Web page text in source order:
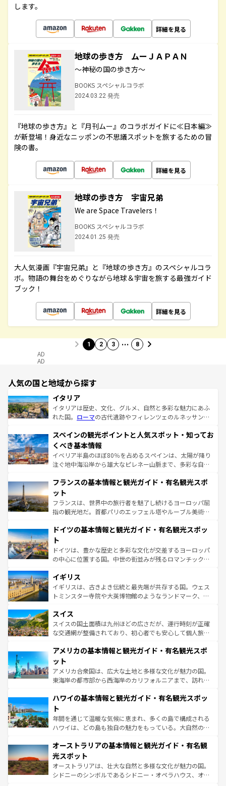
します。
詳細を見る
地球の歩き方 ムーＪＡＰＡＮ
～神秘の国の歩き方～
BOOKS スペシャルコラボ
2024.03.22 発売
『地球の歩き方』と『月刊ムー』のコラボガイドに≪日本編≫
が新登場！身近なニッポンの不思議スポットを旅するための冒
険の書。
詳細を見る
地球の歩き方 宇宙兄弟
We are Space Travelers！
BOOKS スペシャルコラボ
2024.01.25 発売
大人気漫画『宇宙兄弟』と『地球の歩き方』のスペシャルコラ
ボ。物語の舞台をめぐりながら地球＆宇宙を旅する最強ガイド
ブック！
詳細を見る
1 2 3 … 8
AD
AD
人気の国と地域から探す
イタリア
イタリアは歴史、文化、グルメ、自然と多彩な魅力にあふ
れた国。 ローマの古代遺跡やフィレンツェのルネッサンス
ろん、トスカーナの美しい田園風景やアマルフィ海岸の絶
景など、自然景観も見逃せない。観光の合間には、本場の
ピザやパスタなど、絶品のイタリア料理を堪能することも
できる。朝目覚めてから夜眠るまで、すべての瞬間を楽し
なお、新着のイタリア情報はコンテンツ一覧を参照してほ
しい。
スペインの観光ポイントと人気スポット・知ってお
くべき基本情報
イベリア半島のほぼ80％を占めるスペインは、太陽が降り
注ぐ地中海沿岸から雄大なピレネー山脈まで、多彩な自然
文化が根付くこの国では、情熱的なフラメンコ、熱気あふ
れる闘牛、そして美味しいタパスが生活の一部となってい
る。首都マドリードの洗練された雰囲気や、バルセロナの
アートに溢れた街角から、地方では古代ローマ遺跡や中世
せる。地方によって風土や気候が異なるスペインはその個
ンテンツ一覧 を参照してほしい。
フランスの基本情報と観光ガイド・有名観光スポ
ット
フランスは、世界中の旅行者を魅了し続けるヨーロッパ屈
指の観光地だ。首都パリのエッフェル塔やルーブル美術館
で、幅広い魅力が詰まっている。華麗な宮殿、歴史的な大
聖堂、美しいビーチ、そして豊かな自然が、訪れる者を心
から魅了する。また、フランスは美食の国としても知ら
れ、フランス料理はユネスコ無形文化遺産にも登録されて
香り高いラベンダー畑など、多彩な楽しみ方が可能だ。さ
らに、パリ以外の地域にも魅力が溢れており、どの街角に
も豊かな歴史と文化が息づいている。パリ以外の個性あふ
を参照してほしい。
ドイツの基本情報と観光ガイド・有名観光スポッ
ト
ドイツは、豊かな歴史と多彩な文化が交差するヨーロッパ
の中心に位置する国。中世の街並みが残るロマンチック街
顔を持つこの国は、どこを歩いても飽きることがない。ベ
ルリンの文化的活気、バイエルン州のアルプスの絶景、そ
してライン川沿いのワイン畑といった風景は必見。ビール
は、お酒好きな人にはぜひ体験してほしい。 なお、新着の
ドイツ情報はコンテンツ一覧を参照してほしい。
イギリス
イギリスは、古きよき伝統と最先端が共存する国。ウェス
トミンスター寺院や大英博物館のようなランドマーク、歴
リアごとに異なる魅力がある。また、優雅なアフタヌーン
ティー、ビール好きにはたまらない英国パブ、サッカー観
戦など、本場だからこそできる体験も豊富。イギリスを旅
ンツ一覧を参照してほしい。
スイス
スイスの国土面積は九州ほどの広さだが、運行時刻が正確
な交通網が整備されており、初心者でも安心して個人旅行
の建物がそのまま残る町や、スイスならではのユニークな
博物館もあり、アルプス観光だけでなく町歩きも満喫する
ことができる。国民の所得が高いため物価も高いが、旅行
者向けの交通パス提供のサービスもあり、うまく活用すれ
着のスイス情報はコンテンツ一覧を参照してほしい。
アメリカの基本情報と観光ガイド・有名観光スポ
ット
アメリカ合衆国は、広大な土地と多様な文化が魅力の国。
東海岸の都市部から西海岸のカリフォルニアまで、訪れる
のような巨大都市は、観光、ショッピング、エンターテイ
ンメントが詰まった刺激的なスポットだ。一方、アメリカ
西部には大自然が広がり、グランドキャニオンやイエロー
ストーン国立公園といった絶景が堪能できる。さらに、南
文化が魅力。旅行者はアメリカの各地域で異なる魅力を楽
しみながら、その多様性と豊かな歴史を感じることができ
るだろう。車でのロードトリップや列車の旅も、アメリカ
ならではの贅沢な旅のスタイルだ。 なお、新着のアメリカ
情報は コンテンツ一覧 を参照してほしい。
ハワイの基本情報と観光ガイド・有名観光スポッ
ト
年間を通じて温暖な気候に恵まれ、多くの島で構成される
ハワイは、どの島も独自の魅力をもっている。大自然の神
ワイ島は見逃せない。また、定番の観光地といえばオアフ
島だが、静かな自然を求めるならマウイ島やカウアイ島が
おすすめ。エメラルドグリーンに輝く海をはじめ、豊かな
文化や歴史が息づいている。「アロハスピリット」と呼ば
オーストラリアの基本情報と観光ガイド・有名観
光スポット
オーストラリアは、壮大な自然と多様な文化が魅力の国。
シドニーのシンボルであるシドニー・オペラハウス、オー